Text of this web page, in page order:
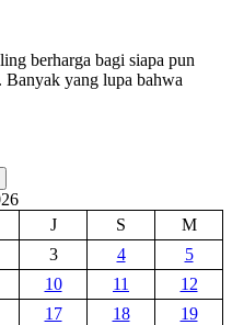
berharga bagi siapa pun
yang lupa bahwa
J S
M
3 4
5
10 11
12
17 18
19